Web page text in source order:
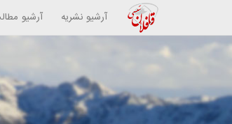
آرشیو نشریه آرشیو